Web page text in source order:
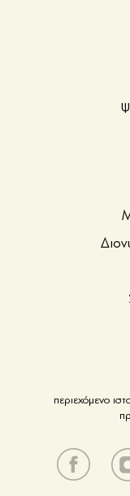
περιεχόμενο